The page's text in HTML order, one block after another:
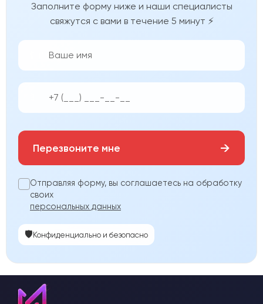
Заполните форму ниже и наши специалисты
свяжутся с вами в течение 5 минут ⚡
Перезвоните мне →
Отправляя форму, вы соглашаетесь на обработку
своих
персональных данных
🛡️Конфиденциально и безопасно